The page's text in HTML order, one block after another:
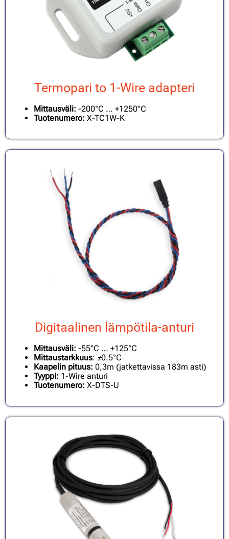
Termopari to 1-Wire adapteri
Mittausväli: -200°C … +1250°C
Tuotenumero: X-TC1W-K
Digitaalinen lämpötila-anturi
Mittausväli: -55°C … +125°C
Mittaustarkkuus: ±0.5°C
Kaapelin pituus: 0,3m (jatkettavissa 183m asti)
Tyyppi: 1-Wire anturi
Tuotenumero: X-DTS-U